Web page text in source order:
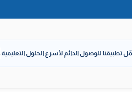
تطبيقنا للوصول الدائم لأسرع الحلول التعليمية.